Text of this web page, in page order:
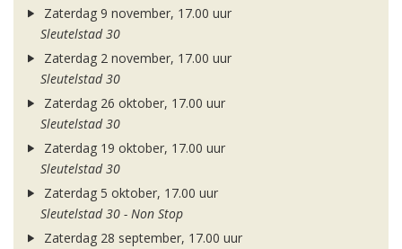
Zaterdag 9 november, 17.00 uur
Sleutelstad 30
Zaterdag 2 november, 17.00 uur
Sleutelstad 30
Zaterdag 26 oktober, 17.00 uur
Sleutelstad 30
Zaterdag 19 oktober, 17.00 uur
Sleutelstad 30
Zaterdag 5 oktober, 17.00 uur
Sleutelstad 30 - Non Stop
Zaterdag 28 september, 17.00 uur